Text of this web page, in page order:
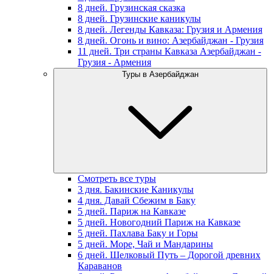
8 дней. Грузинская сказка
8 дней. Грузинские каникулы
8 дней. Легенды Кавказа: Грузия и Армения
8 дней. Огонь и вино: Азербайджан - Грузия
11 дней. Три страны Кавказа Азербайджан -
Грузия - Армения
Туры в Азербайджан
Смотреть все туры
3 дня. Бакинские Каникулы
4 дня. Давай Сбежим в Баку
5 дней. Париж на Кавказе
5 дней. Новогодний Париж на Кавказе
5 дней. Пахлава Баку и Горы
5 дней. Море, Чай и Мандарины
6 дней. Шелковый Путь – Дорогой древних
Караванов